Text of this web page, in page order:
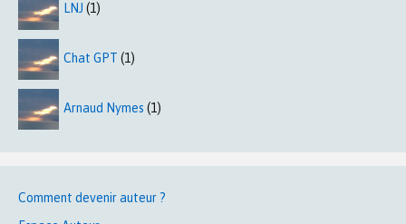
LNJ (1)
Chat GPT (1)
Arnaud Nymes (1)
Comment devenir auteur ?